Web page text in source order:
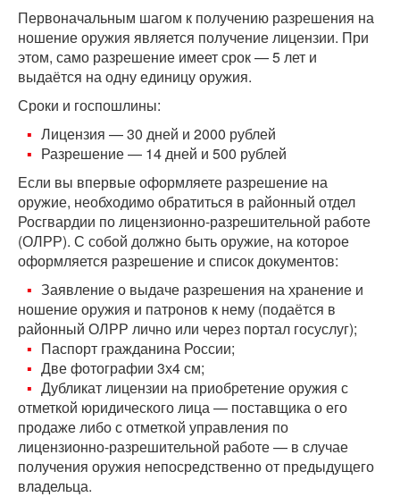
Первоначальным шагом к получению разрешения на
ношение оружия является получение лицензии. При
этом, само разрешение имеет срок — 5 лет и
выдаётся на одну единицу оружия.
Сроки и госпошлины:
Лицензия — 30 дней и 2000 рублей
Разрешение — 14 дней и 500 рублей
Если вы впервые оформляете разрешение на
оружие, необходимо обратиться в районный отдел
Росгвардии по лицензионно-разрешительной работе
(ОЛРР). С собой должно быть оружие, на которое
оформляется разрешение и список документов:
Заявление о выдаче разрешения на хранение и
ношение оружия и патронов к нему (подаётся в
районный ОЛРР лично или через портал госуслуг);
Паспорт гражданина России;
Две фотографии 3х4 см;
Дубликат лицензии на приобретение оружия с
отметкой юридического лица — поставщика о его
продаже либо с отметкой управления по
лицензионно-разрешительной работе — в случае
получения оружия непосредственно от предыдущего
владельца.